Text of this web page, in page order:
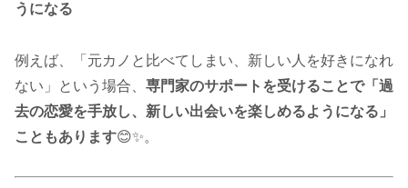
うになる
例えば、「元カノと比べてしまい、新しい人を好きになれ
ない」という場合、 専門家のサポートを受けることで「過
去の恋愛を手放し、新しい出会いを楽しめるようになる」
こともあります😊✨。